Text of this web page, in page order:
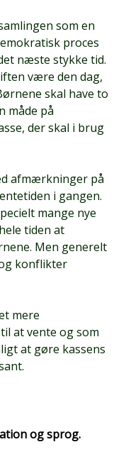
som en
proces
næste stykke tid.
være den dag,
skal have to
måde på
der skal i brug
afmærkninger på
i gangen.
mange nye
tiden at
Men generelt
konflikter
mere
at vente og som
at gøre kassens
og sprog.